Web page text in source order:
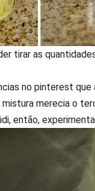
tirar as
no pinterest que
merecia o
então,